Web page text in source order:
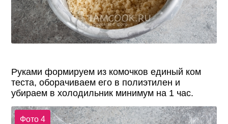
Руками формируем из комочков единый ком
теста, оборачиваем его в полиэтилен и
убираем в холодильник минимум на 1 час.
Фото 4